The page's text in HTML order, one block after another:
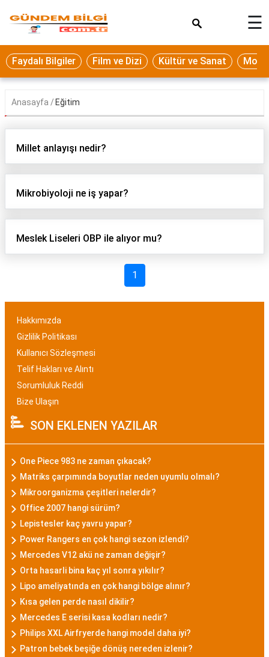
Sağlık
Spor
Yaşam
Blog
☰
Faydalı Bilgiler Film ve Dizi Kültür ve Sanat
Anasayfa Eğitim
Millet anlayışı nedir?
Mikrobiyoloji ne iş yapar?
Meslek Liseleri OBP ile alıyor mu?
1
Hakkımızda
Gizlilik Politikası
Kullanıcı Sözleşmesi
Telif Hakları ve Alıntı
Sorumluluk Reddi
Bize Ulaşın
SON EKLENEN YAZILAR
One Piece 983 ne zaman çıkacak?
Matriks çarpımında boyutlar neden uyumlu olmalı?
Mikroorganizma çeşitleri nelerdir?
Office 2007 hangi sürüm?
Lepistesler kaç yavru yapar?
Power Rangers en çok hangi sezon izlendi?
Mercedes V12 akü ne zaman değişir?
Orta hasarli bina kaç yıl sonra yıkılır?
Lipo ameliyatında en çok hangi bölge alınır?
Kısa gelen perde nasıl dikilir?
Mercedes E serisi kasa kodları nedir?
Philips XXL Airfryerde hangi model daha iyi?
Patron bebek beşiğe dönüş nereden izlenir?